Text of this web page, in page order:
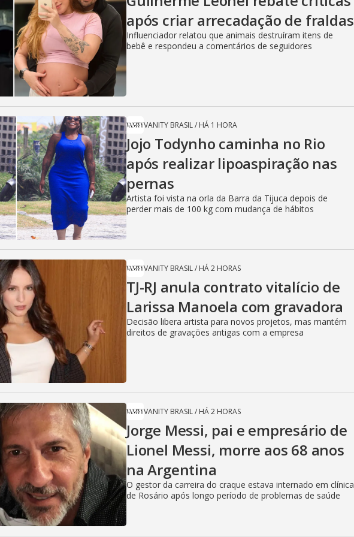
e
o
após criar arrecadação de fraldas
Influenciador relatou que animais destruíram itens de
bebê e respondeu a comentários de seguidores
VANITY BRASIL/ HÁ 1 HORA
Jojo Todynho caminha no Rio
após realizar lipoaspiração nas
pernas
Artista foi vista na orla da Barra da Tijuca depois de
perder mais de 100 kg com mudança de hábitos
VANITY BRASIL/ HÁ 2 HORAS
TJ-RJ anula contrato vitalício de
Larissa Manoela com gravadora
Decisão libera artista para novos projetos, mas mantém
direitos de gravações antigas com a empresa
VANITY BRASIL/ HÁ 2 HORAS
Jorge Messi, pai e empresário de
Lionel Messi, morre aos 68 anos
na Argentina
O gestor da carreira do craque estava internado em clínica
de Rosário após longo período de problemas de saúde